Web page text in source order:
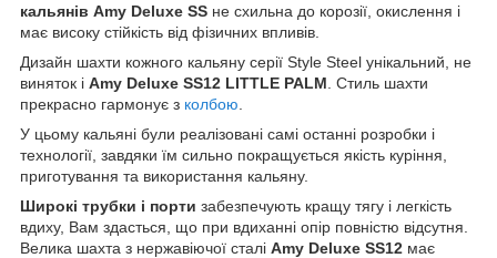
кальянів Amy Deluxe SS не схильна до корозії, окислення і
має високу стійкість від фізичних впливів.
Дизайн шахти кожного кальяну серії Style Steel унікальний, не
виняток і Amy Deluxe SS12 LITTLE PALM . Стиль шахти
прекрасно гармонує з колбою
У цьому кальяні були реалізовані самі останні розробки і
технології, завдяки їм сильно покращується якість куріння,
приготування та використання кальяну.
Широкі трубки і порти забезпечують кращу тягу і легкість
вдиху, Вам здасться, що при вдиханні опір повністю відсутня.
Велика шахта з нержавіючої сталі Amy Deluxe SS12 має